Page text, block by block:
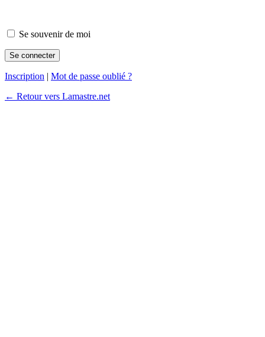
Se souvenir de moi
Inscription | Mot de passe oublié ?
← Retour vers Lamastre.net